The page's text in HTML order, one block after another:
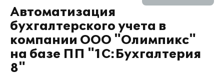
Автоматизация
бухгалтерского учета в
компании ООО "Олимпикс"
на базе ПП "1С:Бухгалтерия
8"